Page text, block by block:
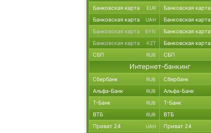
Банковская карта EUR Банковская карта
Банковская карта UAH Банковская карта
Банковская карта BYN Банковская карта
Банковская карта KZT Банковская карта
СБП RUB СБП
Интернет-банкинг
Сбербанк RUB Сбербанк
Альфа-Банк RUB Альфа-Банк
Т-Банк RUB Т-Банк
ВТБ RUB ВТБ
Приват 24 UAH Приват 24